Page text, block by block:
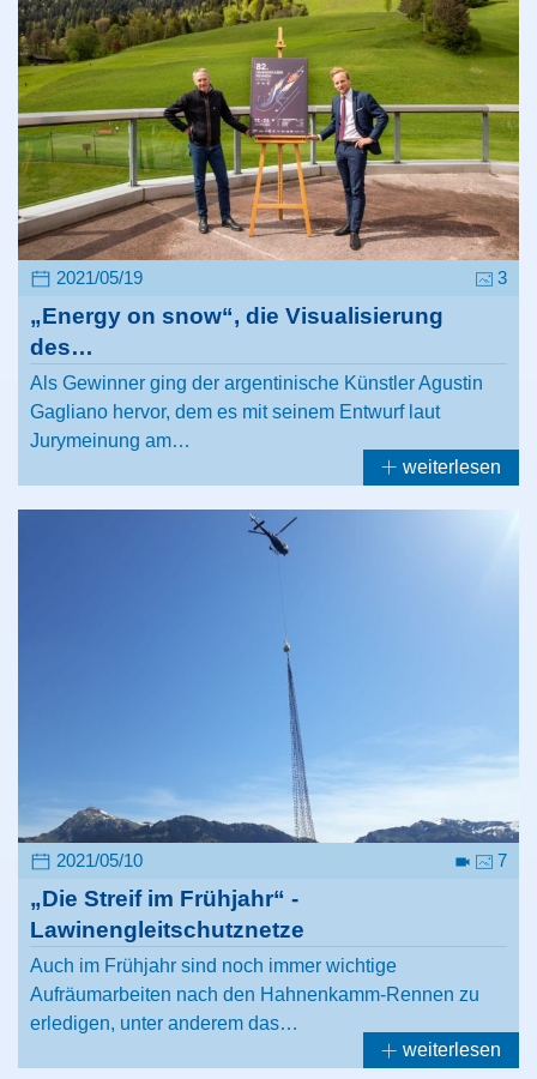
2021/05/19 3
„Energy on snow“, die Visualisierung
des…
Als Gewinner ging der argentinische Künstler Agustin
Gagliano hervor, dem es mit seinem Entwurf laut
Jurymeinung am…
weiterlesen
2021/05/10 7
„Die Streif im Frühjahr“ -
Lawinengleitschutznetze
Auch im Frühjahr sind noch immer wichtige
Aufräumarbeiten nach den Hahnenkamm-Rennen zu
erledigen, unter anderem das…
weiterlesen